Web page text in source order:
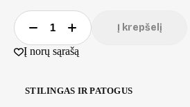
Į krepšelį
Į norų sąrašą
STILINGAS IR PATOGUS